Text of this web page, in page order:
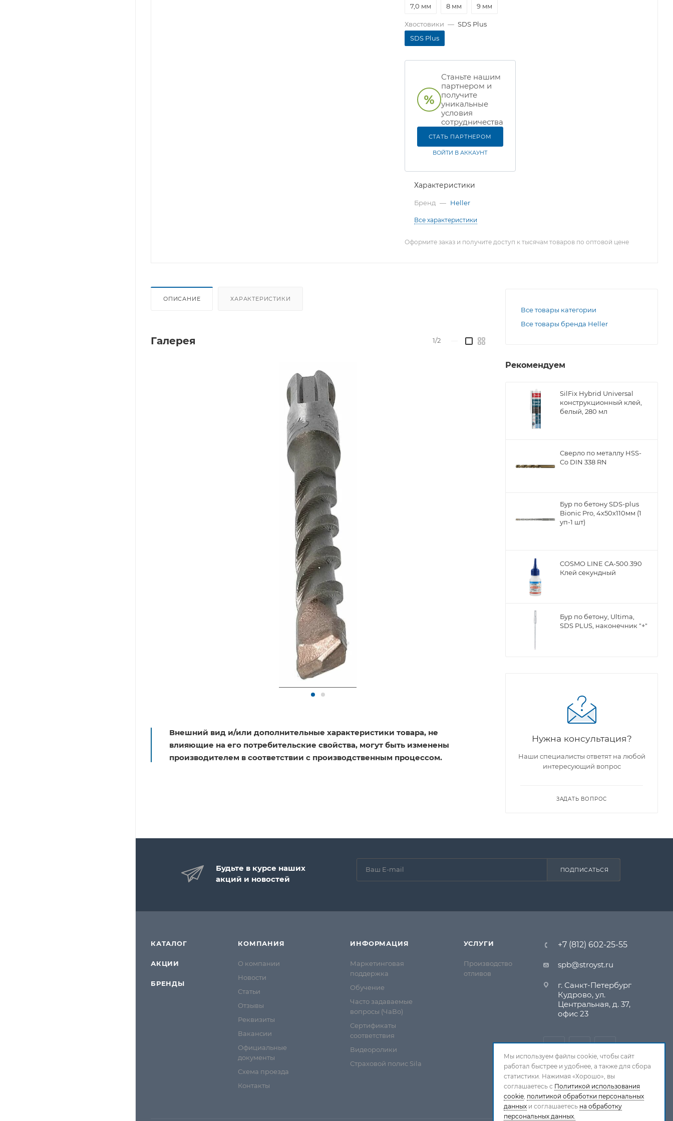
7,0 мм 8 мм 9 мм
Хвостовики — SDS Plus
SDS Plus
Станьте нашим
партнером и
получите
уникальные
условия
сотрудничества
СТАТЬ ПАРТНЕРОМ
ВОЙТИ В АККАУНТ
Характеристики
Бренд — Heller
Все характеристики
Оформите заказ и получите доступ к тысячам товаров по оптовой цене
ОПИСАНИЕ ХАРАКТЕРИСТИКИ
Галерея 1/2
Внешний вид и/или дополнительные характеристики товара, не
влияющие на его потребительские свойства, могут быть изменены
производителем в соответствии с производственным процессом.
Все товары категории
Все товары бренда Heller
Рекомендуем
SilFix Hybrid Universal
конструкционный клей,
белый, 280 мл
Сверло по металлу НSS-
Co DIN 338 RN
Бур по бетону SDS-plus
Bionic Pro, 4х50х110мм (1
уп-1 шт)
COSMO LINE CA-500.390
Клей секундный
Бур по бетону, Ultima,
SDS PLUS, наконечник "+"
Нужна консультация?
Наши специалисты ответят на любой
интересующий вопрос
ЗАДАТЬ ВОПРОС
Будьте в курсе наших
акций и новостей
ПОДПИСАТЬСЯ
КАТАЛОГ
АКЦИИ
БРЕНДЫ
КОМПАНИЯ
О компании
Новости
Статьи
Отзывы
Реквизиты
Вакансии
Официальные
документы
Схема проезда
Контакты
ИНФОРМАЦИЯ
Маркетинговая
поддержка
Обучение
Часто задаваемые
вопросы (ЧаВо)
Сертификаты
соответствия
Видеоролики
Страховой полис Sila
УСЛУГИ
Производство
отливов
+7 (812) 602-25-55
spb@stroyst.ru
г. Санкт-Петербург
Кудрово, ул.
Центральная, д. 37,
офис 23
Мы используем файлы cookie, чтобы сайт
работал быстрее и удобнее, а также для сбора
статистики. Нажимая «Хорошо», вы
соглашаетесь с Политикой использования
cookie, политикой обработки персональных
данных и соглашаетесь на обработку
персональных данных.